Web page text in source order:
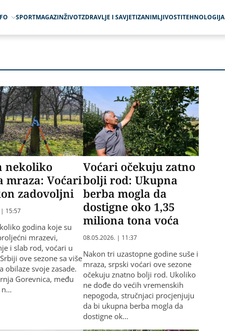
SPORTMAGAZINŽIVOTZDRAVLJE I SAVJETIZANIMLJIVOSTITEHNOLOGIJA
nekoliko
mraza: Voćari
zadovoljni
| 15:57
godina koje su
mrazevi,
i slab rod, voćari u
ove sezone sa više
obilaze svoje zasade.
Gorevnica, među
n…
Voćari očekuju zatno
bolji rod: Ukupna
berba mogla da
dostigne oko 1,35
miliona tona voća
08.05.2026. | 11:37
Nakon tri uzastopne godine suše i
mraza, srpski voćari ove sezone
očekuјu znatno bolji rod. Ukoliko
ne dođe do većih vremenskih
nepogoda, stručnjaci procjenjuјu
da bi ukupna berba mogla da
dostigne ok…